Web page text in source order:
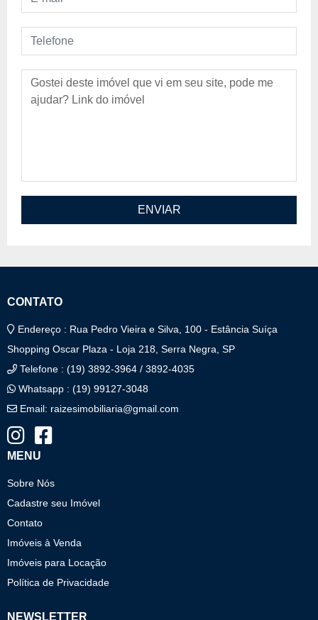
Telefone
Mensagem
ENVIAR
CONTATO
Endereço : Rua Pedro Vieira e Silva, 100 - Estância Suíça
Shopping Oscar Plaza - Loja 218, Serra Negra, SP
Telefone : (19) 3892-3964 / 3892-4035
Whatsapp : (19) 99127-3048
Email: raizesimobiliaria@gmail.com
MENU
Sobre Nós
Cadastre seu Imóvel
Contato
Imóveis à Venda
Imóveis para Locação
Política de Privacidade
NEWSLETTER